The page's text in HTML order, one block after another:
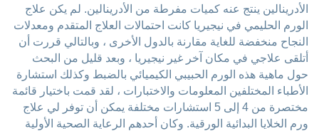
الأدرينالين ينتج عنه كميات مفرطة من الأدرينالين. لم يكن علاج
الورم الحليمي في نيجيريا كانت احتمالات العلاج المتقدم ومعدلات
النجاح منخفضة للغاية مقارنة بالدول الأخرى ، وبالتالي قررت أن
أتلقى علاجي في مكان آخر غير نيجيريا ، وبعد قليل من البحث
حول ماهية هذه الورم الحبيبي الكيميائي بالضبط وكذلك استشارة
الأطباء المختلفين المعلومات والاختبارات ، لقد قمت باختيار قائمة
مختصرة من 4 إلى 5 استشارات مختلفة يمكن أن توفر لي علاج
ورم الخلايا البدائية الورقية. وكان أحدهم الرعاية الصحية الأولية